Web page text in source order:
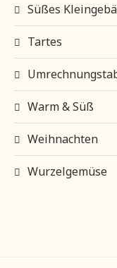
Süßes
Tartes
Warm & Süß
Weihnachten
Wurzelgemüse